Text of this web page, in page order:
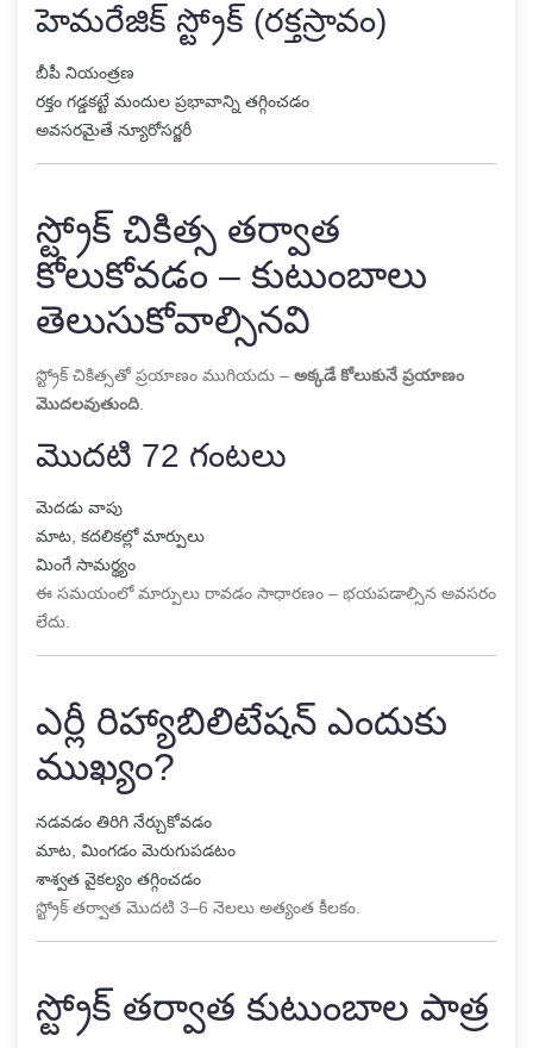
హెమరేజిక్ స్ట్రోక్ (రక్తస్రావం)
బీపీ నియంత్రణ
రక్తం గడ్డకట్టే మందుల ప్రభావాన్ని తగ్గించడం
అవసరమైతే న్యూరోసర్జరీ
స్ట్రోక్ చికిత్స తర్వాత
కోలుకోవడం – కుటుంబాలు
తెలుసుకోవాల్సినవి
స్ట్రోక్ చికిత్సతో ప్రయాణం ముగియదు – అక్కడే కోలుకునే ప్రయాణం
మొదలవుతుంది
మొదటి 72 గంటలు
మెదడు వాపు
మాట, కదలికల్లో మార్పులు
మింగే సామర్థ్యం
ఈ సమయంలో మార్పులు రావడం సాధారణం – భయపడాల్సిన అవసరం
లేదు.
ఎర్లీ రిహ్యాబిలిటేషన్ ఎందుకు
ముఖ్యం?
నడవడం తిరిగి నేర్చుకోవడం
మాట, మింగడం మెరుగుపడటం
శాశ్వత వైకల్యం తగ్గించడం
స్ట్రోక్ తర్వాత మొదటి 3–6 నెలలు అత్యంత కీలకం.
స్ట్రోక్ తర్వాత కుటుంబాల పాత్ర